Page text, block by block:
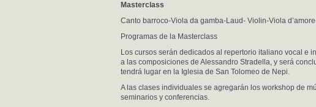
Masterclass
Canto barroco-Viola da gamba-Laud- Violin-Viola
Programas de la Masterclass
Los cursos serán dedicados al repertorio italiano vocal e
a las composiciones de Alessandro Stradella, y será
tendrá lugar en la Iglesia de San Tolomeo de Nepi.
A las clases individuales se agregarán los workshop de
seminarios y conferencias.